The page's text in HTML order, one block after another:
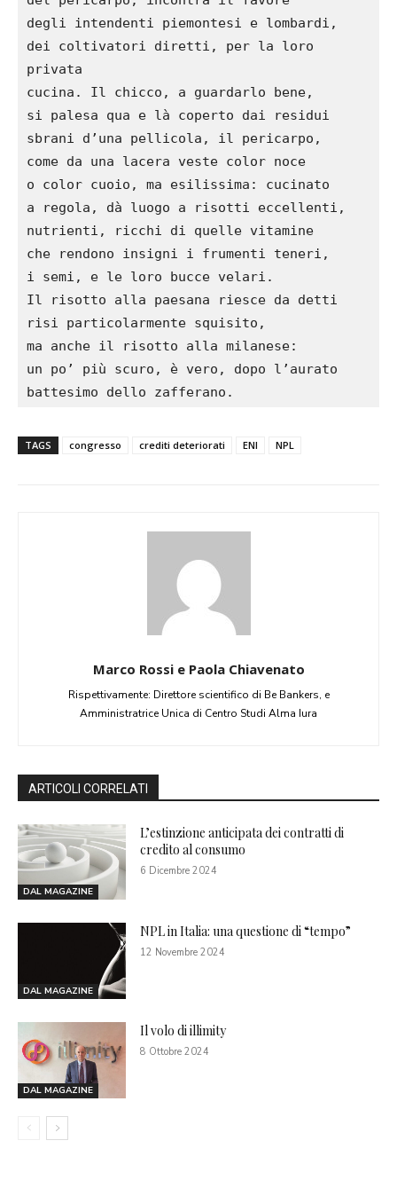
degli intendenti piemontesi e lombardi,
dei coltivatori diretti, per la loro
privata
cucina. Il chicco, a guardarlo bene,
si palesa qua e là coperto dai residui
sbrani d’una pellicola, il pericarpo,
come da una lacera veste color noce
o color cuoio, ma esilissima: cucinato
a regola, dà luogo a risotti eccellenti,
nutrienti, ricchi di quelle vitamine
che rendono insigni i frumenti teneri,
i semi, e le loro bucce velari.
Il risotto alla paesana riesce da detti
risi particolarmente squisito,
ma anche il risotto alla milanese:
un po’ più scuro, è vero, dopo l’aurato
battesimo dello zafferano.
TAGS congresso crediti deteriorati ENI NPL
Marco Rossi e Paola Chiavenato
Rispettivamente: Direttore scientifico di Be Bankers, e
Amministratrice Unica di Centro Studi Alma Iura
ARTICOLI CORRELATI
DAL MAGAZINE
L’estinzione anticipata dei contratti di
credito al consumo
6 Dicembre 2024
DAL MAGAZINE
NPL in Italia: una questione di “tempo”
12 Novembre 2024
DAL MAGAZINE
Il volo di illimity
8 Ottobre 2024